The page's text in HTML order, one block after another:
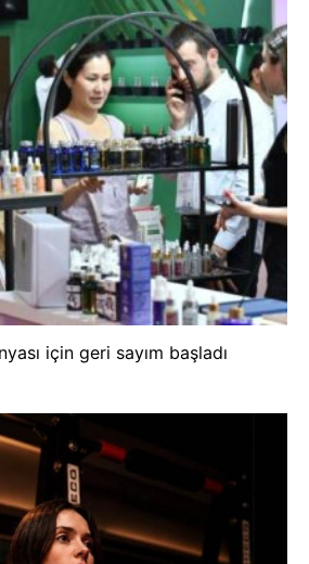
için geri sayım başladı